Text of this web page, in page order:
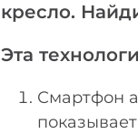
кресло.
Эта
Смартфон